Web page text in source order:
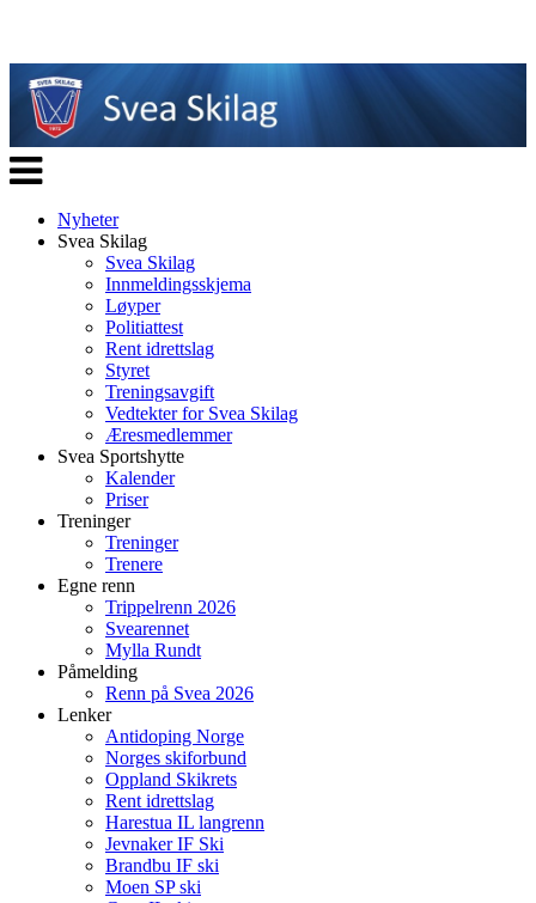
Veksle
navigasjon
Nyheter
Svea Skilag
Svea Skilag
Innmeldingsskjema
Løyper
Politiattest
Rent idrettslag
Styret
Treningsavgift
Vedtekter for Svea Skilag
Æresmedlemmer
Svea Sportshytte
Kalender
Priser
Treninger
Treninger
Trenere
Egne renn
Trippelrenn 2026
Svearennet
Mylla Rundt
Påmelding
Renn på Svea 2026
Lenker
Antidoping Norge
Norges skiforbund
Oppland Skikrets
Rent idrettslag
Harestua IL langrenn
Jevnaker IF Ski
Brandbu IF ski
Moen SP ski